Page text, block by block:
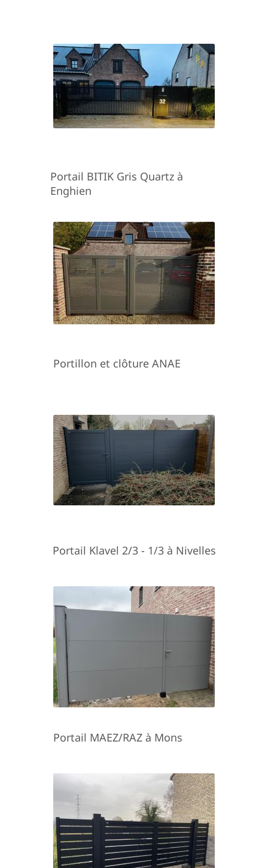
Portail BITIK Gris Quartz à
Enghien
Portillon et clôture ANAE
Portail Klavel 2/3 - 1/3 à Nivelles
Portail MAEZ/RAZ à Mons